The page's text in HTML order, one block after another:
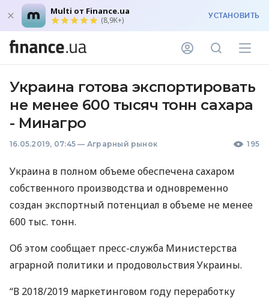
Multi от Finance.ua
(8,9K+) УСТАНОВИТЬ
Украина готова экспортировать
не менее 600 тысяч тонн сахара
- Минагро
16.05.2019, 07:45 — Аграрный рынок 195
Украина в полном объеме обеспечена сахаром
собственного производства и одновременно
создан экспортный потенциал в объеме не менее
600 тыс. тонн.
Об этом сообщает пресс-служба Министерства
аграрной политики и продовольствия Украины.
“В 2018/2019 маркетинговом году переработку